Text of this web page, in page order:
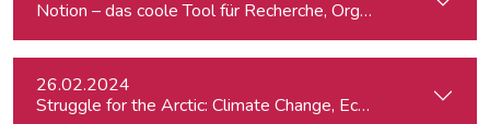
Notion – das coole Tool für Recherche, Organisation &
26.02.2024